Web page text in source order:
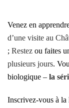
Venez en
d’une visite au
; Restez ou faites
plusieurs jours.
biologique – la
Inscrivez-vous à